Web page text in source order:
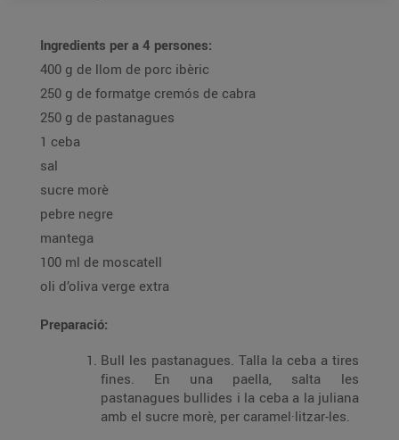
Ingredients per a 4 persones:
400 g de llom de porc ibèric
250 g de formatge cremós de cabra
250 g de pastanagues
1 ceba
sal
sucre morè
pebre negre
mantega
100 ml de moscatell
oli d’oliva verge extra
Preparació:
Bull les pastanagues. Talla la ceba a tires
fines. En una paella, salta les
pastanagues bullides i la ceba a la juliana
amb el sucre morè, per caramel·litzar-les.